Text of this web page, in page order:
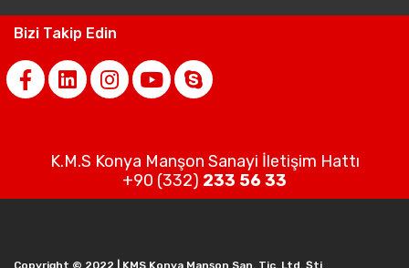
Bizi Takip Edin
K.M.S Konya Manşon Sanayi İletişim Hattı
+90 (332) 233 56 33